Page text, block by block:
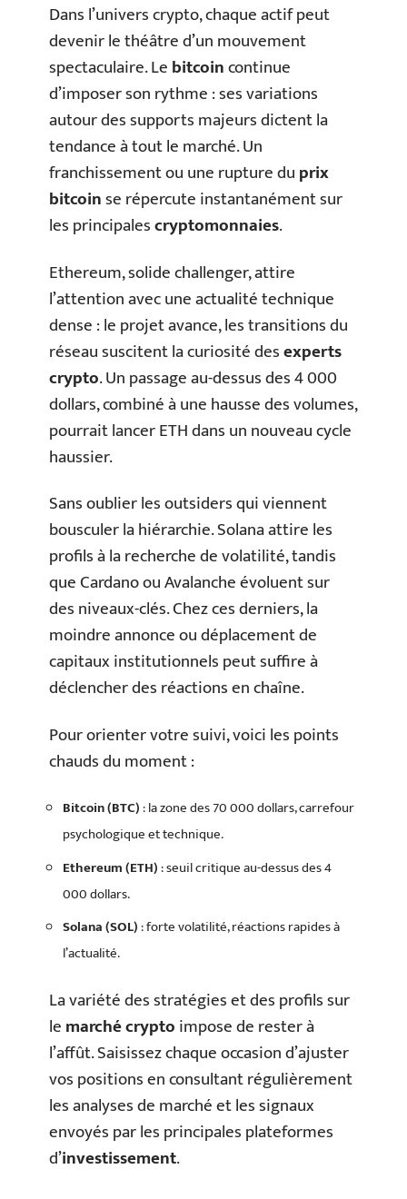
Dans l’univers crypto, chaque actif peut
devenir le théâtre d’un mouvement
spectaculaire. Lebitcoincontinue
d’imposer son rythme : ses variations
autour des supports majeurs dictent la
tendance à tout le marché. Un
franchissement ou une rupture duprix
bitcoinse répercute instantanément sur
les principalescryptomonnaies.
Ethereum, solide challenger, attire
l’attention avec une actualité technique
dense : le projet avance, les transitions du
réseau suscitent la curiosité desexperts
crypto. Un passage au-dessus des 4 000
dollars, combiné à une hausse des volumes,
pourrait lancer ETH dans un nouveau cycle
haussier.
Sans oublier les outsiders qui viennent
bousculer la hiérarchie. Solana attire les
profils à la recherche de volatilité, tandis
que Cardano ou Avalanche évoluent sur
des niveaux-clés. Chez ces derniers, la
moindre annonce ou déplacement de
capitaux institutionnels peut suffire à
déclencher des réactions en chaîne.
Pour orienter votre suivi, voici les points
chauds du moment :
Bitcoin (BTC): la zone des 70 000 dollars, carrefour
psychologique et technique.
Ethereum (ETH): seuil critique au-dessus des 4
000 dollars.
Solana (SOL): forte volatilité, réactions rapides à
l’actualité.
La variété des stratégies et des profils sur
lemarché cryptoimpose de rester à
l’affût. Saisissez chaque occasion d’ajuster
vos positions en consultant régulièrement
les analyses de marché et les signaux
envoyés par les principales plateformes
d’investissement.